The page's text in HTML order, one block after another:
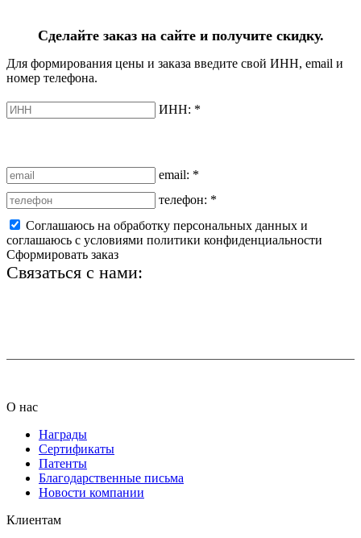
Сделайте заказ на сайте и получите скидку.
Для формирования цены и заказа введите свой ИНН, email и
номер телефона.
ИНН: *
email: *
телефон: *
Соглашаюсь на обработку персональных данных и
соглашаюсь с условиями политики конфиденциальности
Сформировать заказ
Связаться с нами:
О нас
Награды
Сертификаты
Патенты
Благодарственные письма
Новости компании
Клиентам